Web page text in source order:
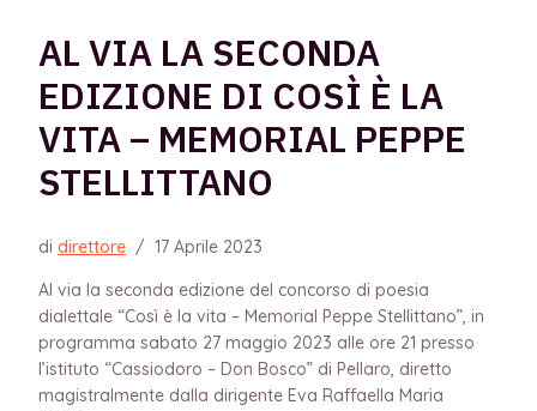
AL VIA LA SECONDA
EDIZIONE DI COSÌ È LA
VITA – MEMORIAL PEPPE
STELLITTANO
di direttore / 17 Aprile 2023
Al via la seconda edizione del concorso di poesia
dialettale “Così è la vita – Memorial Peppe Stellittano”, in
programma sabato 27 maggio 2023 alle ore 21 presso
l’istituto “Cassiodoro – Don Bosco” di Pellaro, diretto
magistralmente dalla dirigente Eva Raffaella Maria